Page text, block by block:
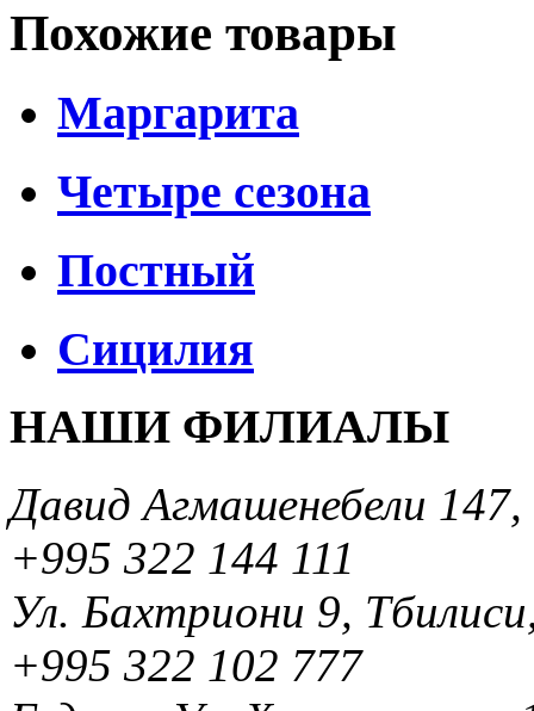
Похожие товары
Маргарита
Четыре сезона
Постный
Сицилия
НАШИ ФИЛИАЛЫ
Давид Агмашенебели 147,
+995 322 144 111
Ул. Бахтриони 9,
+995 322 102 777